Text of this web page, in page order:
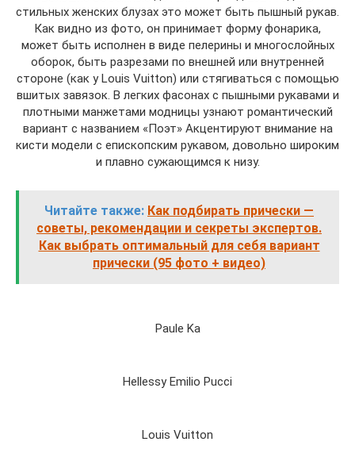
стильных женских блузах это может быть пышный рукав.
Как видно из фото, он принимает форму фонарика,
может быть исполнен в виде пелерины и многослойных
оборок, быть разрезами по внешней или внутренней
стороне (как у Louis Vuitton) или стягиваться с помощью
вшитых завязок. В легких фасонах с пышными рукавами и
плотными манжетами модницы узнают романтический
вариант с названием «Поэт» Акцентируют внимание на
кисти модели с епископским рукавом, довольно широким
и плавно сужающимся к низу.
Читайте также: Как подбирать прически —
советы, рекомендации и секреты экспертов.
Как выбрать оптимальный для себя вариант
прически (95 фото + видео)
Paule Ka
Hellessy Emilio Pucci
Louis Vuitton